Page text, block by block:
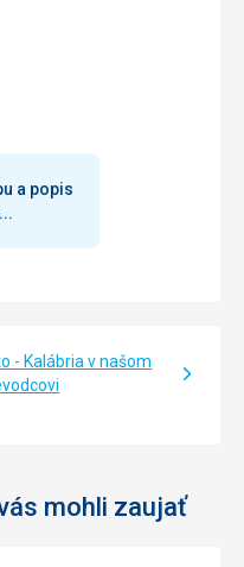
a popis
- Kalábria v našom
mohli zaujať